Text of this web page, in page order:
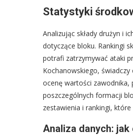
Statystyki
Analizując składy drużyn i
dotyczące bloku. Rankingi
potrafi zatrzymywać ataki
Kochanowskiego,
ocenę wartości zawodnika,
poszczególnych formacji
zestawienia i rankingi,
Analiza danych: